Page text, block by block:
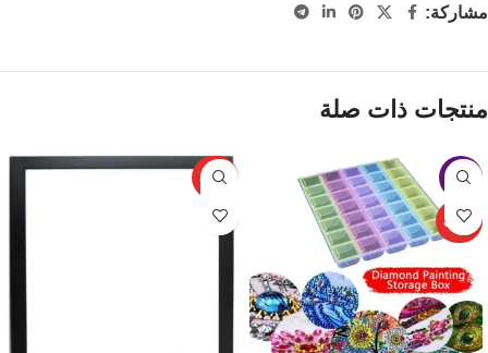
مشاركة:
منتجات ذات صلة
-3%
حصري
حصري